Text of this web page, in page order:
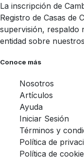
La inscripción de
Registro de Casas de
supervisión, respaldo
entidad sobre
Conoce más
Nosotros
Artículos
Ayuda
Iniciar Sesión
Términos y
Política de
Política de